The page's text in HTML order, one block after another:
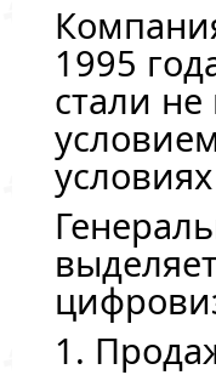
1995
стали
1.